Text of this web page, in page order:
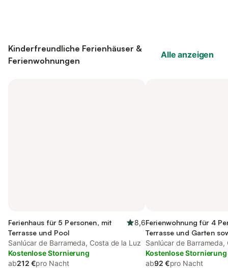
Kinderfreundliche Ferienhäuser &
Ferienwohnungen
Alle anzeigen
Ferienhaus für 5 Personen, mit
Terrasse und Pool
8,6
Sanlúcar de Barrameda, Costa de la Luz
Kostenlose Stornierung
ab212 €pro Nacht
Ferienwohnung für 4
Terrasse und Garten
Sanlúcar de Barrameda,
Kostenlose Stornierung
ab92 €pro Nacht